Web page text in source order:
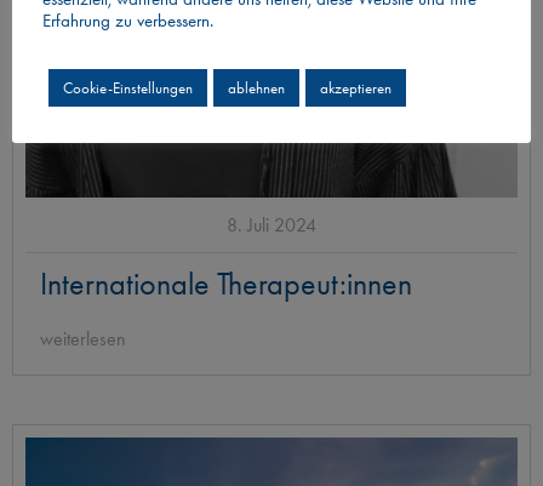
8. Juli 2024
Internationale Therapeut:innen
weiterlesen
Erfahrung zu verbessern.
Cookie-Einstellungen ablehnen akzeptieren